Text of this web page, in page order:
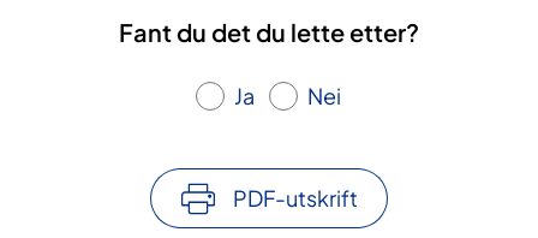
Fant du det du lette etter?
Ja Nei
PDF-utskrift